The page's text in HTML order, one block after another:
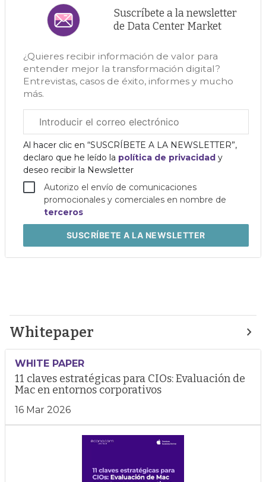
Suscríbete a la newsletter
de Data Center Market
¿Quieres recibir información de valor para
entender mejor la transformación digital?
Entrevistas, casos de éxito, informes y mucho
más.
electrónico
corporativo
Al hacer clic en “SUSCRÍBETE A LA NEWSLETTER”,
declaro que he leído la política de privacidad y
deseo recibir la Newsletter
Autorizo el envío de comunicaciones
promocionales y comerciales en nombre de
terceros
SUSCRÍBETEA LA NEWSLETTER
Whitepaper
WHITE PAPER
11 claves estratégicas para CIOs: Evaluación de
Mac en entornos corporativos
16 Mar 2026